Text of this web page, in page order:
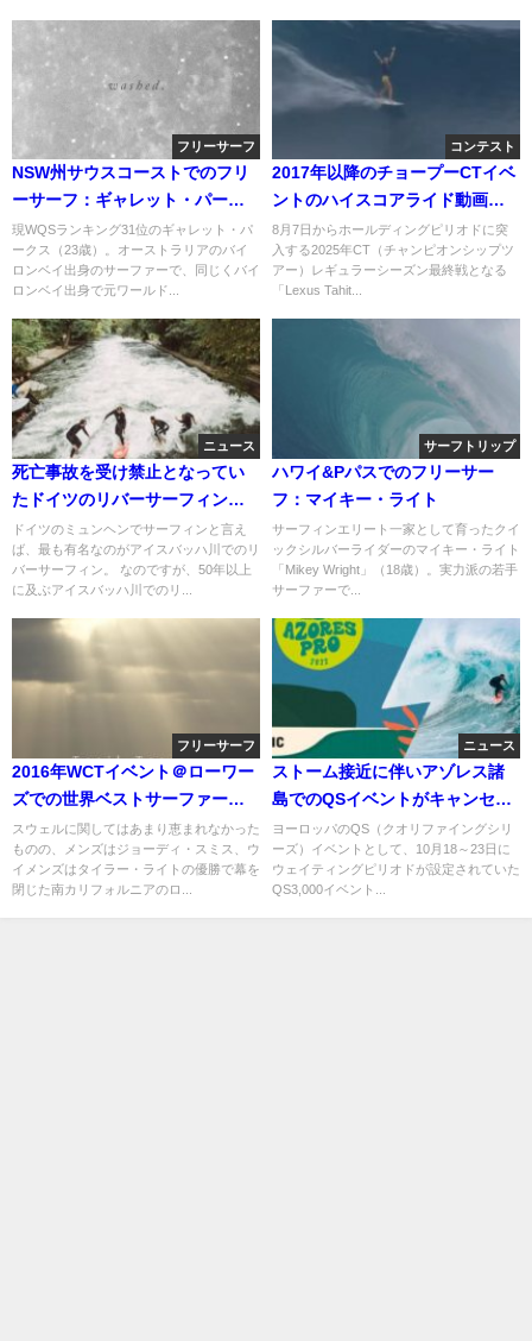
フリーサーフ
NSW州サウスコーストでのフリ
ーサーフ：ギャレット・パーク
ス
現WQSランキング31位のギャレット・パ
ークス（23歳）。オーストラリアのバイ
ロンベイ出身のサーファーで、同じくバイ
ロンベイ出身で元ワールド...
コンテスト
2017年以降のチョープーCTイベ
ントのハイスコアライド動画と
最新波予報
8月7日からホールディングピリオドに突
入する2025年CT（チャンピオンシップツ
アー）レギュラーシーズン最終戦となる
「Lexus Tahit...
ニュース
死亡事故を受け禁止となってい
たドイツのリバーサーフィンが
再開へ
ドイツのミュンヘンでサーフィンと言え
ば、最も有名なのがアイスバッハ川でのリ
バーサーフィン。 なのですが、50年以上
に及ぶアイスバッハ川でのリ...
サーフトリップ
ハワイ&Pパスでのフリーサー
フ：マイキー・ライト
サーフィンエリート一家として育ったクイ
ックシルバーライダーのマイキー・ライト
「Mikey Wright」（18歳）。実力派の若手
サーファーで...
フリーサーフ
2016年WCTイベント＠ローワー
ズでの世界ベストサーファーに
よるフリーセッション
スウェルに関してはあまり恵まれなかった
ものの、メンズはジョーディ・スミス、ウ
イメンズはタイラー・ライトの優勝で幕を
閉じた南カリフォルニアのロ...
ニュース
ストーム接近に伴いアゾレス諸
島でのQSイベントがキャンセル
に
ヨーロッパのQS（クオリファイングシリ
ーズ）イベントとして、10月18～23日に
ウェイティングピリオドが設定されていた
QS3,000イベント...